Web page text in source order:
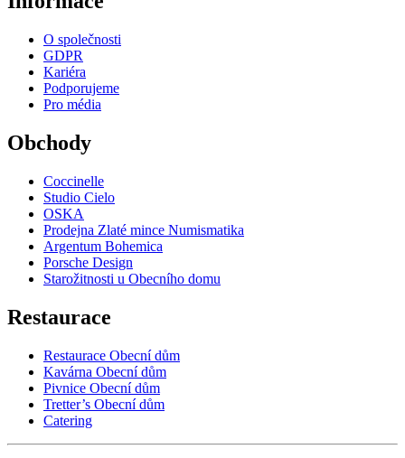
O společnosti
GDPR
Kariéra
Podporujeme
Pro média
Obchody
Coccinelle
Studio Cielo
OSKA
Prodejna Zlaté mince Numismatika
Argentum Bohemica
Porsche Design
Starožitnosti u Obecního domu
Restaurace
Restaurace Obecní dům
Kavárna Obecní dům
Pivnice Obecní dům
Tretter’s Obecní dům
Catering